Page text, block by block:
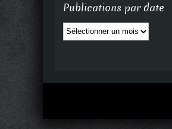
Publications par date
Publications
par